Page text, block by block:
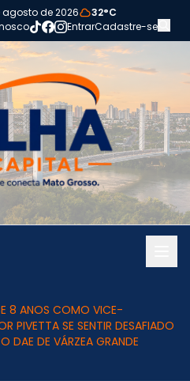
de 2026
32°C
EntrarCadastre-se
8 ANOS COMO VICE-
PIVETTA SE SENTIR DESAFIADO
DAE DE VÁRZEA GRANDE